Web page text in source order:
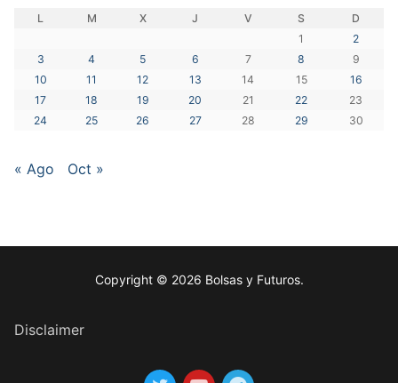
L M X J V S
D
1
2
3
4 5 6 7 8
9
10
11 12 13 14 15
16
17
18 19 20 21 22
23
24
25 26 27 28 29 30
« Ago Oct »
Copyright © 2026 Bolsas y Futuros.
Disclaimer